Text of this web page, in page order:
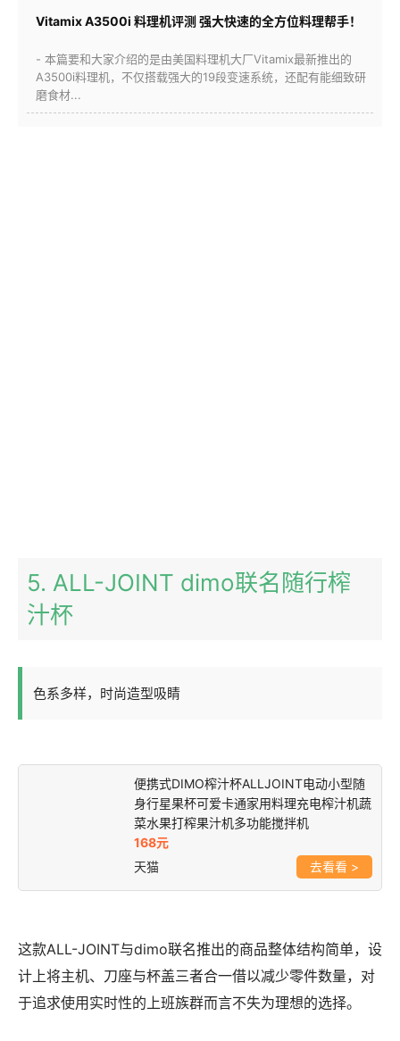
Vitamix A3500i 料理机评测 强大快速的全方位料理帮手！
- 本篇要和大家介绍的是由美国料理机大厂Vitamix最新推出的
A3500i料理机，不仅搭载强大的19段变速系统，还配有能细致研
磨食材...
5. ALL-JOINT dimo联名随行榨
汁杯
色系多样，时尚造型吸睛
便携式DIMO榨汁杯ALLJOINT电动小型随
身行星果杯可爱卡通家用料理充电榨汁机蔬
菜水果打榨果汁机多功能搅拌机
168元
天猫
>
这款ALL-JOINT与dimo联名推出的商品整体结构简单，设
计上将主机、刀座与杯盖三者合一借以减少零件数量，对
于追求使用实时性的上班族群而言不失为理想的选择。